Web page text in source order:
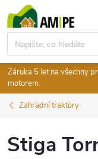
na
obsah
Záruka 5 let na všechny
motorem.
Zahradní traktory
Stiga